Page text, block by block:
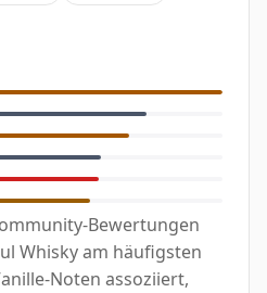
Bewertungen
Whisky am häufigsten
Noten assoziiert,